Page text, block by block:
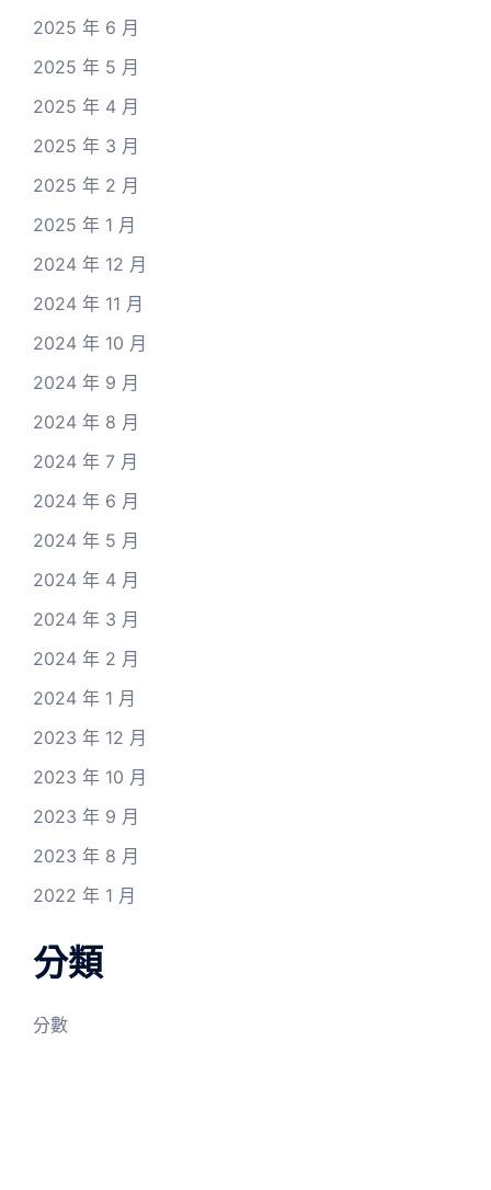
2025 年 6 月
2025 年 5 月
2025 年 4 月
2025 年 3 月
2025 年 2 月
2025 年 1 月
2024 年 12 月
2024 年 11 月
2024 年 10 月
2024 年 9 月
2024 年 8 月
2024 年 7 月
2024 年 6 月
2024 年 5 月
2024 年 4 月
2024 年 3 月
2024 年 2 月
2024 年 1 月
2023 年 12 月
2023 年 10 月
2023 年 9 月
2023 年 8 月
2022 年 1 月
分類
分數